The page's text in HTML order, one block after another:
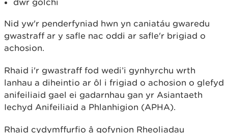
dwr golchi
Nid yw'r penderfyniad hwn yn caniatáu gwaredu
gwastraff ar y safle nac oddi ar safle'r brigiad o
achosion.
Rhaid i'r gwastraff fod wedi’i gynhyrchu wrth
lanhau a diheintio ar ôl i frigiad o achosion o glefyd
anifeiliaid gael ei gadarnhau gan yr Asiantaeth
Iechyd Anifeiliaid a Phlanhigion (APHA).
Rhaid cydymffurfio â gofynion Rheoliadau